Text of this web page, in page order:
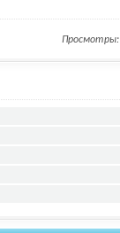
Просмотры: